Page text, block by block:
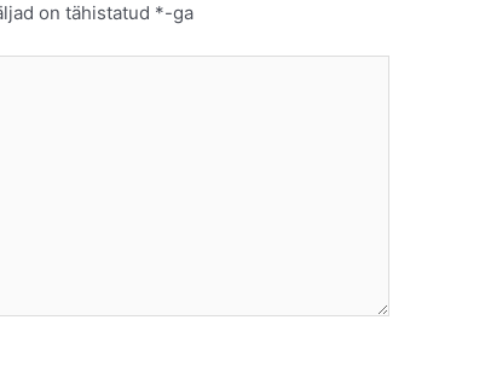
on tähistatud *-ga